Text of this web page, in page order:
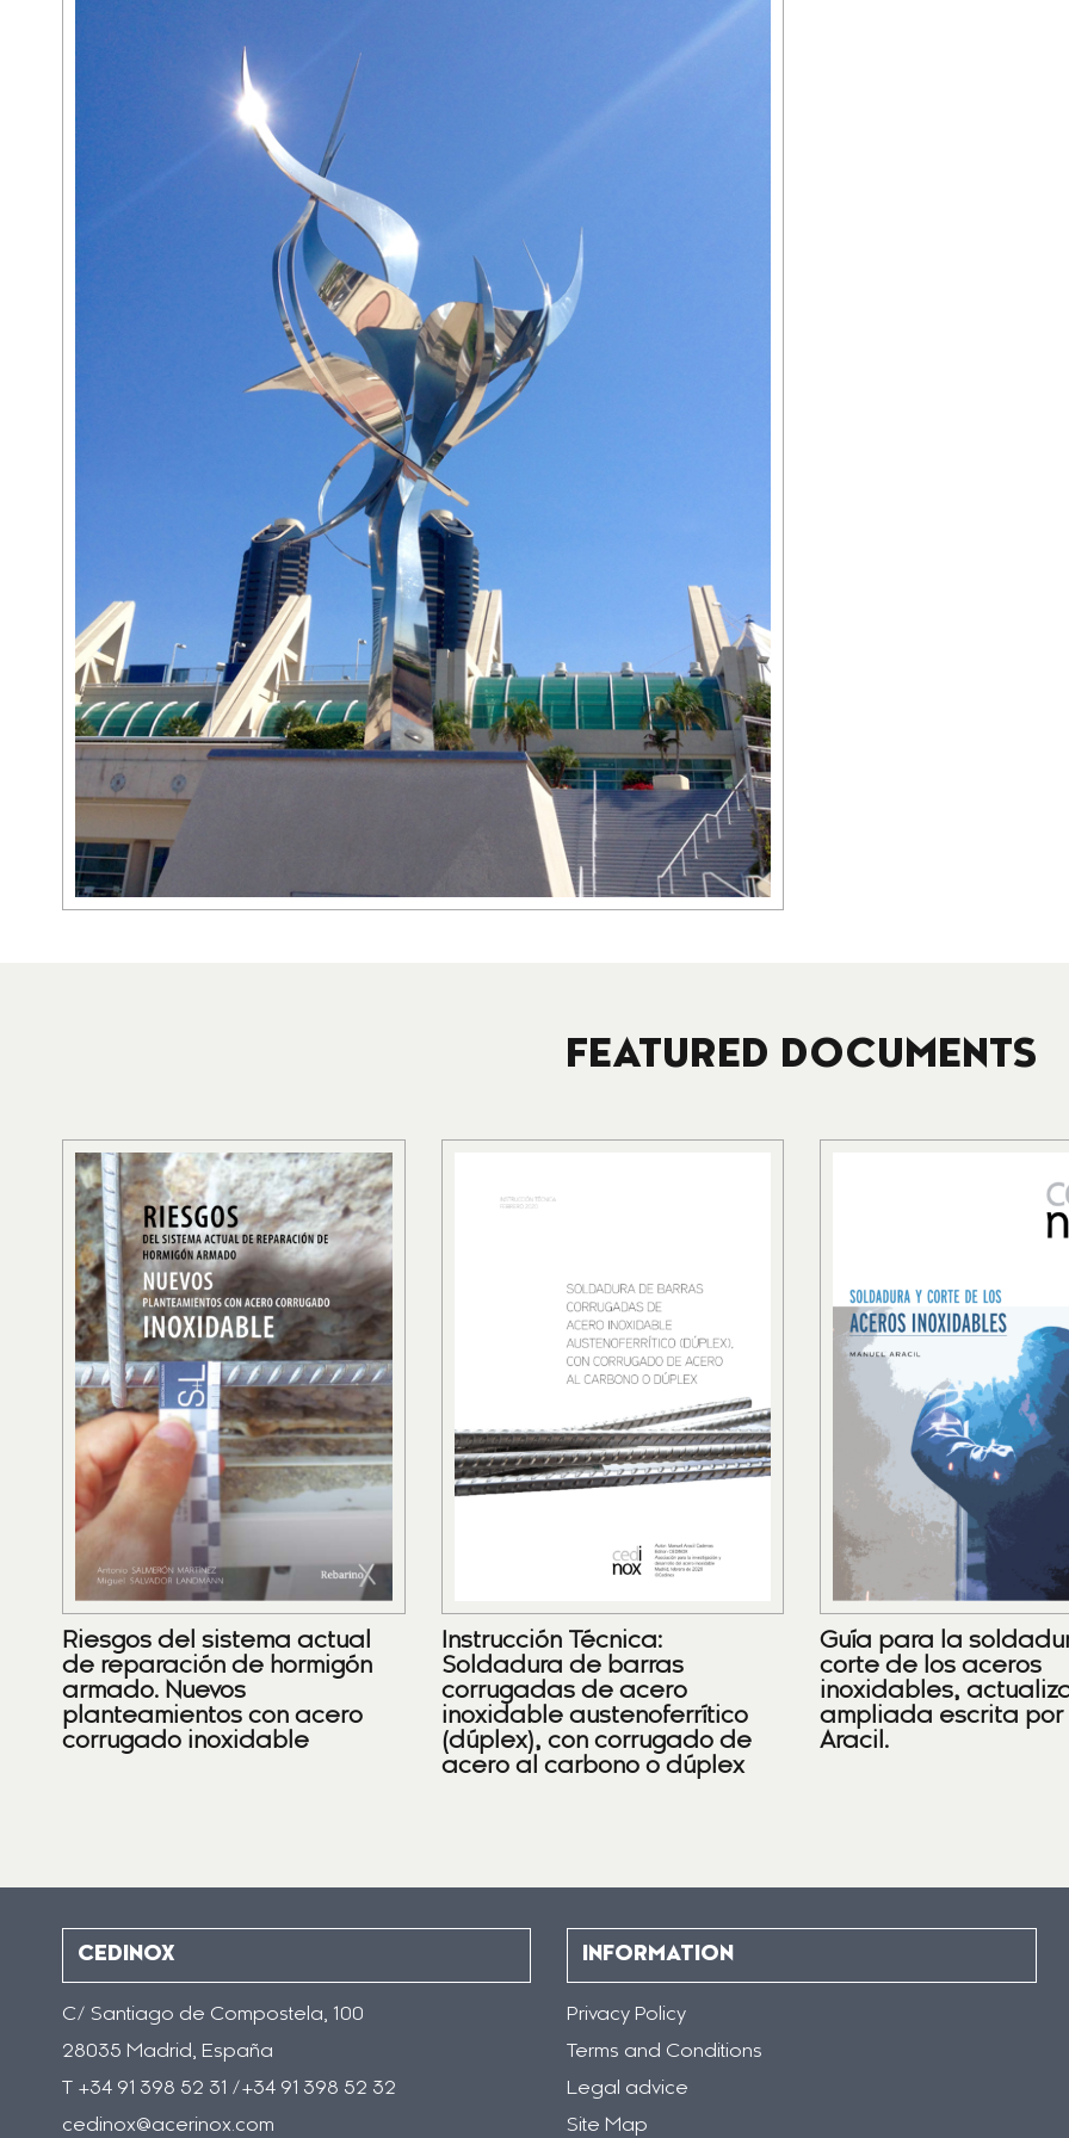
FEATURED DOCUMENTS
Riesgos del sistema actual
de reparación de hormigón
armado. Nuevos
planteamientos con acero
corrugado inoxidable
Instrucción Técnica:
Soldadura de barras
corrugadas de acero
inoxidable austenoferrítico
(dúplex), con corrugado de
acero al carbono o dúplex
Guía para la
corte de los aceros
inoxidables,
ampliada escrita por
Aracil.
CEDINOX
C/ Santiago de Compostela, 100
28035 Madrid, España
T +34 91 398 52 31 /+34 91 398 52 32
cedinox@acerinox.com
INFORMATION
Privacy Policy
Terms and Conditions
Legal advice
Site Map